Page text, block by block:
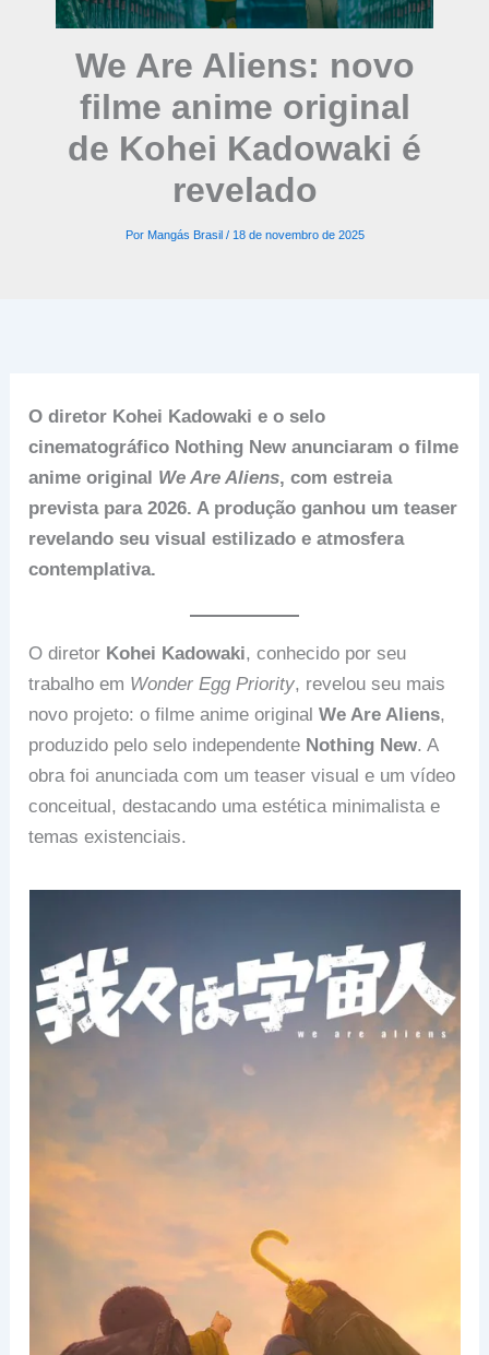
We Are Aliens: novo
filme anime original
de Kohei Kadowaki é
revelado
Por Mangás Brasil / 18 de novembro de 2025
O diretor Kohei Kadowaki e o selo
cinematográfico Nothing New anunciaram o filme
anime original We Are Aliens, com estreia
prevista para 2026. A produção ganhou um teaser
revelando seu visual estilizado e atmosfera
contemplativa.
O diretor Kohei Kadowaki, conhecido por seu
trabalho em Wonder Egg Priority, revelou seu mais
novo projeto: o filme anime originalWe Are Aliens,
produzido pelo selo independente Nothing New. A
obra foi anunciada com um teaser visual e um vídeo
conceitual, destacando uma estética minimalista e
temas existenciais.